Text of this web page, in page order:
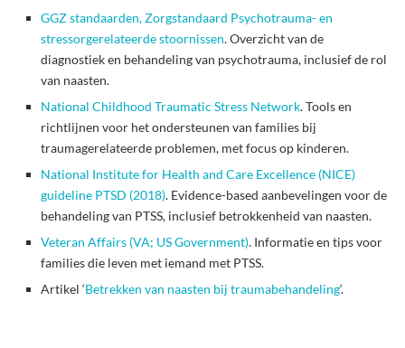
GGZ standaarden, Zorgstandaard Psychotrauma- en
stressorgerelateerde stoornissen. Overzicht van de
diagnostiek en behandeling van psychotrauma, inclusief de rol
van naasten.
National Childhood Traumatic Stress Network. Tools en
richtlijnen voor het ondersteunen van families bij
traumagerelateerde problemen, met focus op kinderen.
National Institute for Health and Care Excellence (NICE)
guideline PTSD (2018). Evidence-based aanbevelingen voor de
behandeling van PTSS, inclusief betrokkenheid van naasten.
Veteran Affairs (VA; US Government). Informatie en tips voor
families die leven met iemand met PTSS.
Artikel ‘Betrekken van naasten bij traumabehandeling‘.